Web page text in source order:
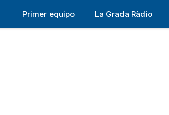
Primer equipo La Grada Ràdio